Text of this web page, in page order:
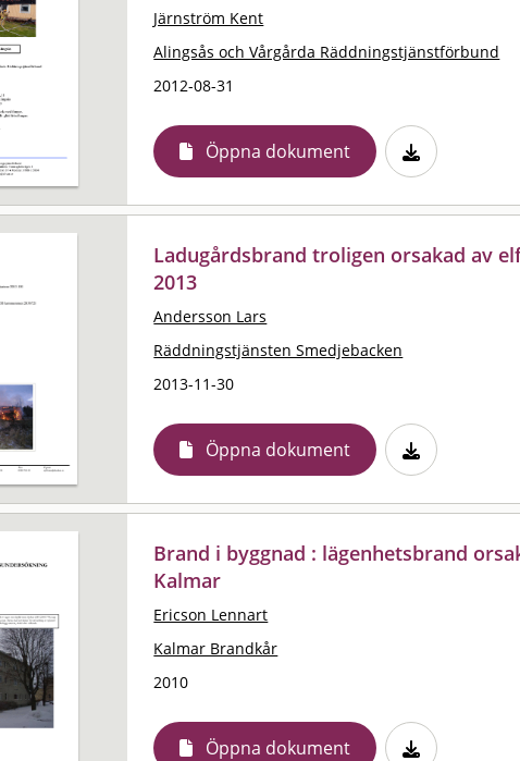
Järnström Kent
Alingsås och Vårgårda Räddningstjänstförbund
2012-08-31
Öppna dokument
Ladugårdsbrand troligen orsakad av
2013
Andersson Lars
Räddningstjänsten Smedjebacken
2013-11-30
Öppna dokument
Brand i byggnad : lägenhetsbrand
Kalmar
Ericson Lennart
Kalmar Brandkår
2010
Öppna dokument